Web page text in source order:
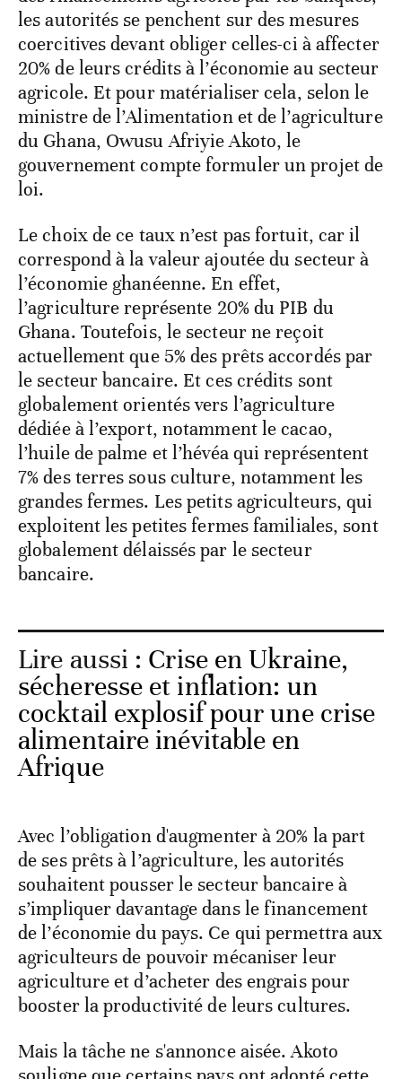
les autorités se penchent sur des mesures
coercitives devant obliger celles-ci à affecter
20% de leurs crédits à l’économie au secteur
agricole. Et pour matérialiser cela, selon le
ministre de l’Alimentation et de l’agriculture
du Ghana, Owusu Afriyie Akoto, le
gouvernement compte formuler un projet de
loi.
Le choix de ce taux n’est pas fortuit, car il
correspond à la valeur ajoutée du secteur à
l’économie ghanéenne. En effet,
l’agriculture représente 20% du PIB du
Ghana. Toutefois, le secteur ne reçoit
actuellement que 5% des prêts accordés par
le secteur bancaire. Et ces crédits sont
globalement orientés vers l’agriculture
dédiée à l’export, notamment le cacao,
l’huile de palme et l’hévéa qui représentent
7% des terres sous culture, notamment les
grandes fermes. Les petits agriculteurs, qui
exploitent les petites fermes familiales, sont
globalement délaissés par le secteur
bancaire.
Lire aussi : Crise en Ukraine,
sécheresse et inflation: un
cocktail explosif pour une crise
alimentaire inévitable en
Afrique
Avec l’obligation d'augmenter à 20% la part
de ses prêts à l’agriculture, les autorités
souhaitent pousser le secteur bancaire à
s’impliquer davantage dans le financement
de l’économie du pays. Ce qui permettra aux
agriculteurs de pouvoir mécaniser leur
agriculture et d’acheter des engrais pour
booster la productivité de leurs cultures.
Mais la tâche ne s'annonce aisée. Akoto